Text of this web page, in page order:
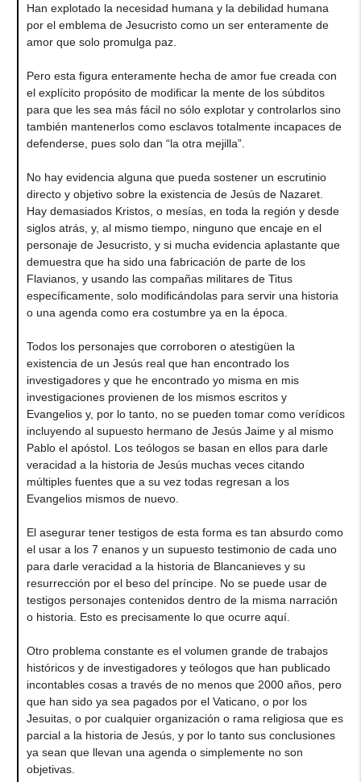
Han explotado la necesidad humana y la debilidad humana
por el emblema de Jesucristo como un ser enteramente de
amor que solo promulga paz.
Pero esta figura enteramente hecha de amor fue creada con
el explícito propósito de modificar la mente de los súbditos
para que les sea más fácil no sólo explotar y controlarlos sino
también mantenerlos como esclavos totalmente incapaces de
defenderse, pues solo dan “la otra mejilla”.
No hay evidencia alguna que pueda sostener un escrutinio
directo y objetivo sobre la existencia de Jesús de Nazaret.
Hay demasiados Kristos, o mesías, en toda la región y desde
siglos atrás, y, al mismo tiempo, ninguno que encaje en el
personaje de Jesucristo, y si mucha evidencia aplastante que
demuestra que ha sido una fabricación de parte de los
Flavianos, y usando las compañas militares de Titus
específicamente, solo modificándolas para servir una historia
o una agenda como era costumbre ya en la época.
Todos los personajes que corroboren o atestigüen la
existencia de un Jesús real que han encontrado los
investigadores y que he encontrado yo misma en mis
investigaciones provienen de los mismos escritos y
Evangelios y, por lo tanto, no se pueden tomar como verídicos
incluyendo al supuesto hermano de Jesús Jaime y al mismo
Pablo el apóstol. Los teólogos se basan en ellos para darle
veracidad a la historia de Jesús muchas veces citando
múltiples fuentes que a su vez todas regresan a los
Evangelios mismos de nuevo.
El asegurar tener testigos de esta forma es tan absurdo como
el usar a los 7 enanos y un supuesto testimonio de cada uno
para darle veracidad a la historia de Blancanieves y su
resurrección por el beso del príncipe. No se puede usar de
testigos personajes contenidos dentro de la misma narración
o historia. Esto es precisamente lo que ocurre aquí.
Otro problema constante es el volumen grande de trabajos
históricos y de investigadores y teólogos que han publicado
incontables cosas a través de no menos que 2000 años, pero
que han sido ya sea pagados por el Vaticano, o por los
Jesuitas, o por cualquier organización o rama religiosa que es
parcial a la historia de Jesús, y por lo tanto sus conclusiones
ya sean que llevan una agenda o simplemente no son
objetivas.